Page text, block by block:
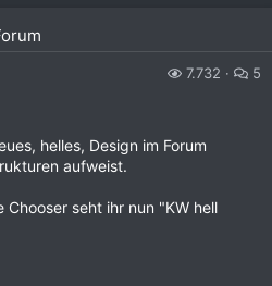
7.732 5
helles, Design im Forum
aufweist.
seht ihr nun "KW hell